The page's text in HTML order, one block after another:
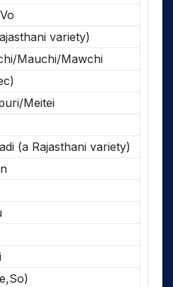
variety)
Mauchi/Mawchi
Meitei
(a Rajasthani variety)